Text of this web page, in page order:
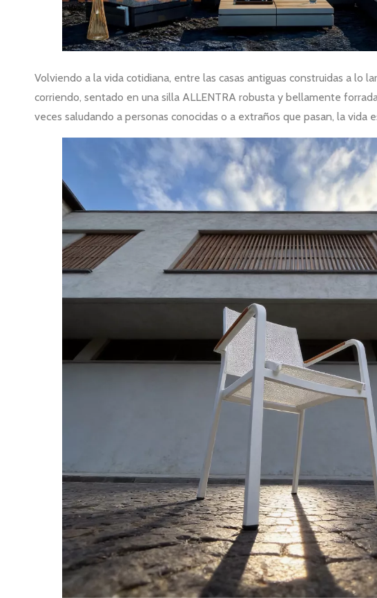
Volviendo a la vida cotidiana, entre las casas antiguas construidas a lo
corriendo, sentado en una silla ALLENTRA robusta y bellamente
veces saludando a personas conocidas o a extraños que pasan, la vida